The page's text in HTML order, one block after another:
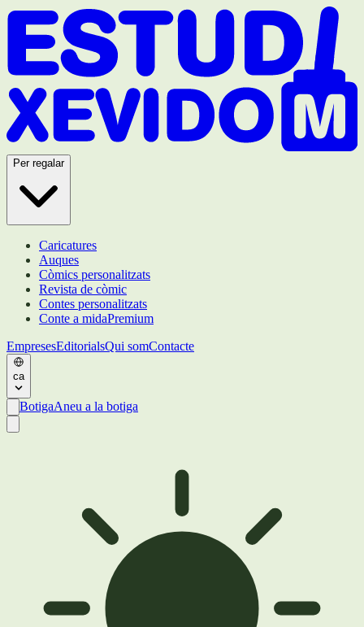
Per regalar
Caricatures
Auques
Còmics personalitzats
Revista de còmic
Contes personalitzats
Conte a midaPremium
EmpresesEditorialsQui somContacte
ca
BotigaAneu a la botiga